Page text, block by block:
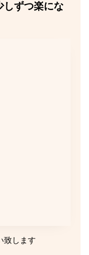
しずつ楽にな
致します